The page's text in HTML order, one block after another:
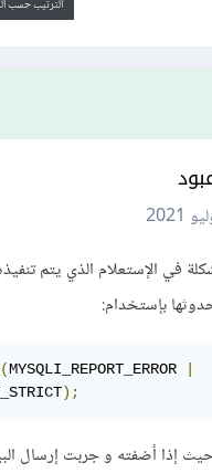
الترتيب حسب
في الإستعلام الذي يتم
بإستخدام:
(MYSQLI_REPORT_ERROR
);
إذا أضفته و جربت إرسال